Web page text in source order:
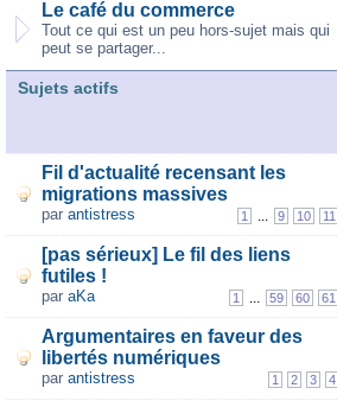
Le café du commerce
Tout ce qui est un peu hors-sujet mais qui
peut se partager...
Sujets actifs
Fil d'actualité recensant les
migrations massives
1 ... 9 10 11
par antistress
[pas sérieux] Le fil des liens
futiles !
1 ... 59 60 61
par aKa
Argumentaires en faveur des
libertés numériques
1 2 3 4
par antistress